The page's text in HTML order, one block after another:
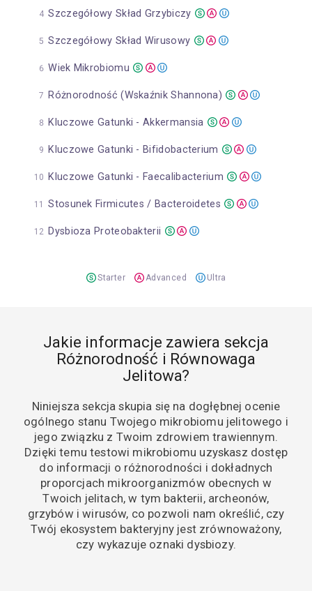
Szczegółowy Skład Grzybiczy
Szczegółowy Skład Wirusowy
Wiek Mikrobiomu
Różnorodność (Wskaźnik Shannona)
Kluczowe Gatunki - Akkermansia
Kluczowe Gatunki - Bifidobacterium
Kluczowe Gatunki - Faecalibacterium
Stosunek Firmicutes / Bacteroidetes
Dysbioza Proteobakterii
Starter Advanced Ultra
Jakie informacje zawiera sekcja
Różnorodność i Równowaga
Jelitowa?
Niniejsza sekcja skupia się na dogłębnej ocenie
ogólnego stanu Twojego mikrobiomu jelitowego i
jego związku z Twoim zdrowiem trawiennym.
Dzięki temu testowi mikrobiomu uzyskasz dostęp
do informacji o różnorodności i dokładnych
proporcjach mikroorganizmów obecnych w
Twoich jelitach, w tym bakterii, archeonów,
grzybów i wirusów, co pozwoli nam określić, czy
Twój ekosystem bakteryjny jest zrównoważony,
czy wykazuje oznaki dysbiozy.